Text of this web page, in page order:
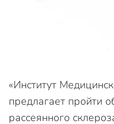
«Институт
предлагает пройти
рассеянного